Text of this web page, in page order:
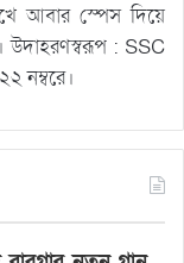
আবার স্পেস দিয়ে
উদাহরণস্বরূপ : SSC
নম্বরে।